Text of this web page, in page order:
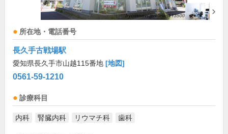
所在地・電話番号
長久手古戦場駅
愛知県長久手市山越115番地 [地図]
0561-59-1210
診療科目
内科 腎臓内科 リウマチ科 歯科